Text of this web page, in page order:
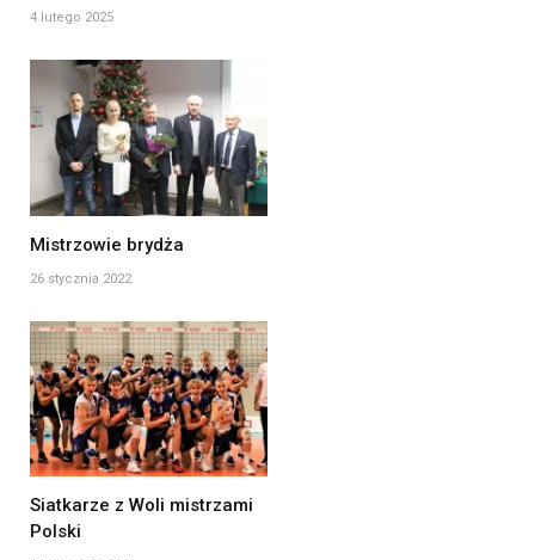
4 lutego 2025
Mistrzowie brydża
26 stycznia 2022
Siatkarze z Woli mistrzami
Polski